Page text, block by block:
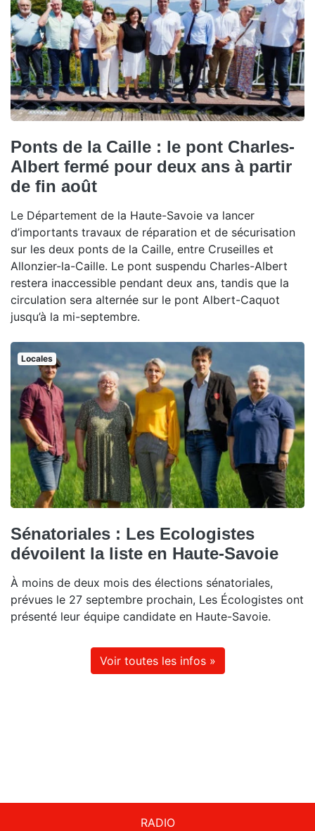
Ponts de la Caille : le pont Charles-
Albert fermé pour deux ans à partir
de fin août
Le Département de la Haute-Savoie va lancer
d’importants travaux de réparation et de sécurisation
sur les deux ponts de la Caille, entre Cruseilles et
Allonzier-la-Caille. Le pont suspendu Charles-Albert
restera inaccessible pendant deux ans, tandis que la
circulation sera alternée sur le pont Albert-Caquot
jusqu’à la mi-septembre.
Locales
Sénatoriales : Les Ecologistes
dévoilent la liste en Haute-Savoie
À moins de deux mois des élections sénatoriales,
prévues le 27 septembre prochain, Les Écologistes ont
présenté leur équipe candidate en Haute-Savoie.
Voir toutes les infos »
RADIO